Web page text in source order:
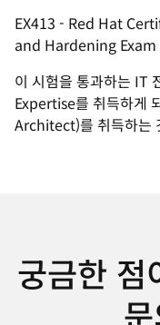
EX413 - Red Hat
and Hardening Exam
이 시험을 통과하는
Expertise를 취득하게
Architect)를 취득하는
궁금한 점